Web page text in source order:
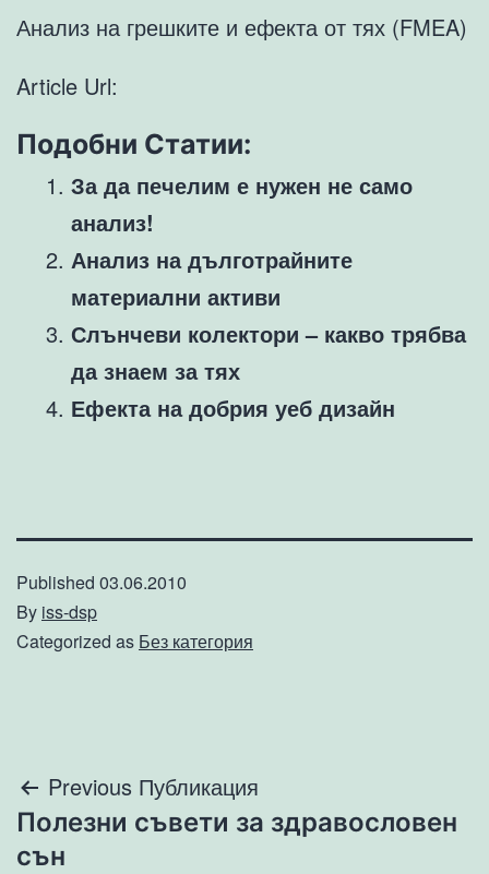
Анализ на грешките и ефекта от тях (FMEA)
Article Url:
Подобни Статии:
За да печелим е нужен не само
анализ!
Анализ на дълготрайните
материални активи
Слънчеви колектори – какво трябва
да знаем за тях
Ефекта на добрия уеб дизайн
Published 03.06.2010
By iss-dsp
Categorized as Без категория
Навигация
Previous Публикация
Полезни съвети за здравословен
сън